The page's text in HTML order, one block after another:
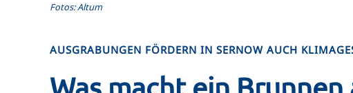
Fotos: Altum
AUSGRABUNGEN FÖRDERN IN SERNOW AUCH